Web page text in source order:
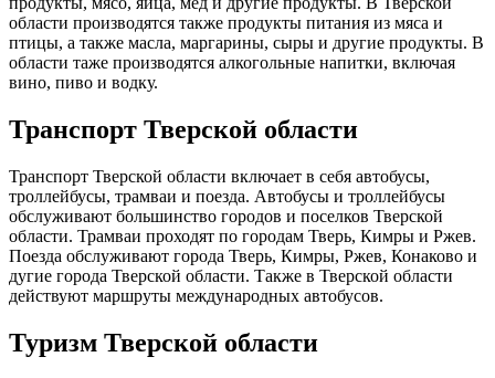
области производятся также продукты питания из мяса и
птицы, а также масла, маргарины, сыры и другие продукты. В
области таже производятся алкогольные напитки, включая
вино, пиво и водку.
Транспорт Тверской области
Транспорт Тверской области включает в себя автобусы,
троллейбусы, трамваи и поезда. Автобусы и троллейбусы
обслуживают большинство городов и поселков Тверской
области. Трамваи проходят по городам Тверь, Кимры и Ржев.
Поезда обслуживают города Тверь, Кимры, Ржев, Конаково и
дугие города Тверской области. Также в Тверской области
действуют маршруты международных автобусов.
Туризм Тверской области